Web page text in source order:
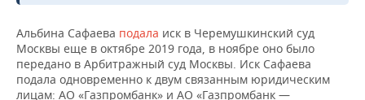
Альбина Сафаева подала иск в Черемушкинский суд
Москвы еще в октябре 2019 года, в ноябре оно было
передано в Арбитражный суд Москвы. Иск Сафаева
подала одновременно к двум связанным юридическим
лицам: АО «Газпромбанк» и АО «Газпромбанк —